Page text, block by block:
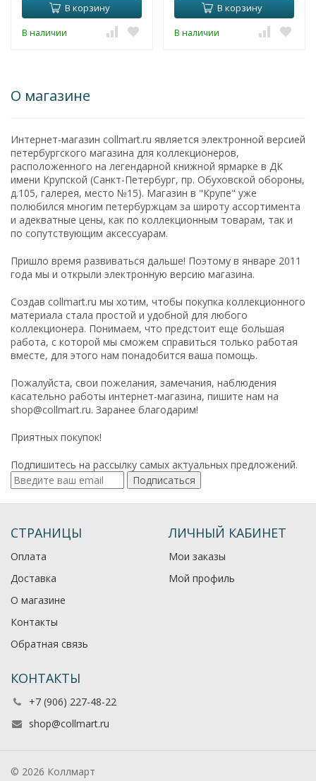
В корзину
В наличии
В корзину
В наличии
О магазине
Интернет-магазин collmart.ru является электронной версией
петербургского магазина для коллекционеров,
расположенного на легендарной книжной ярмарке в ДК
имени Крупской (Санкт-Петербург, пр. Обуховской обороны,
д.105, галерея, место №15). Магазин в "Крупе" уже
полюбился многим петербуржцам за широту ассортимента
и адекватные цены, как по коллекционным товарам, так и
по сопутствующим аксессуарам.
Пришло время развиваться дальше! Поэтому в январе 2011
года мы и открыли электронную версию магазина.
Создав collmart.ru мы хотим, чтобы покупка коллекционного
материала стала простой и удобной для любого
коллекционера. Понимаем, что предстоит еще большая
работа, с которой мы сможем справиться только работая
вместе, для этого нам понадобится ваша помощь.
Пожалуйста, свои пожелания, замечания, наблюдения
касательно работы интернет-магазина, пишите нам на
shop@collmart.ru. Заранее благодарим!
Приятных покупок!
Подпишитесь на рассылку самых актуальных предложений.
Подписаться
СТРАНИЦЫ
Оплата
Доставка
О магазине
Контакты
Обратная связь
ЛИЧНЫЙ КАБИНЕТ
Мои заказы
Мой профиль
КОНТАКТЫ
+7 (906) 227-48-22
shop@collmart.ru
© 2026 Коллмарт